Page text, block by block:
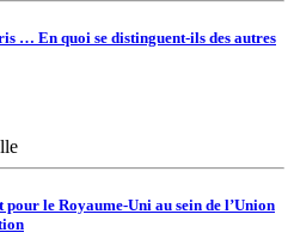
… En quoi se distinguent-ils des autres
le Royaume-Uni au sein de l’Union